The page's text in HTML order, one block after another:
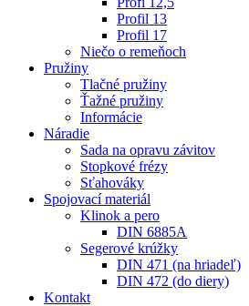
Profil 13
Profil 17
Niečo o remeňoch
Pružiny
Tlačné pružiny
Ťažné pružiny
Informácie
Náradie
Sada na opravu závitov
Stopkové frézy
Sťahováky
Spojovací materiál
Klinok a pero
DIN 6885A
Segerové krúžky
DIN 471 (na hriadeľ)
DIN 472 (do diery)
Kontakt